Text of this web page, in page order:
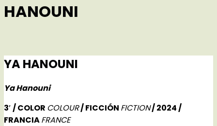
HANOUNI
YA HANOUNI
Ya Hanouni
3′ / COLOR COLOUR/ FICCIÓN FICTION/ 2024 /
FRANCIAFRANCE